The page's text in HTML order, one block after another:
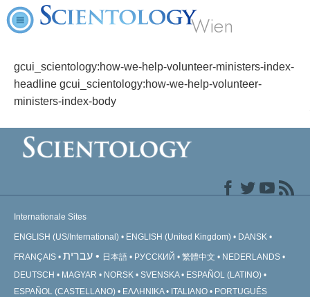
Wien
gcui_scientology:how-we-help-volunteer-ministers-index-
headline gcui_scientology:how-we-help-volunteer-
ministers-index-body
Internationale Sites
ENGLISH (US/International) ENGLISH (United Kingdom) DANSK
FRANÇAIS עברית 日本語 РУССКИЙ 繁體中文
NEDERLANDS
DEUTSCH
MAGYAR NORSK SVENSKA
ESPAÑOL (LATINO)
ESPAÑOL (CASTELLANO)
ΕΛΛΗΝΙΚA ITALIANO PORTUGUÊS